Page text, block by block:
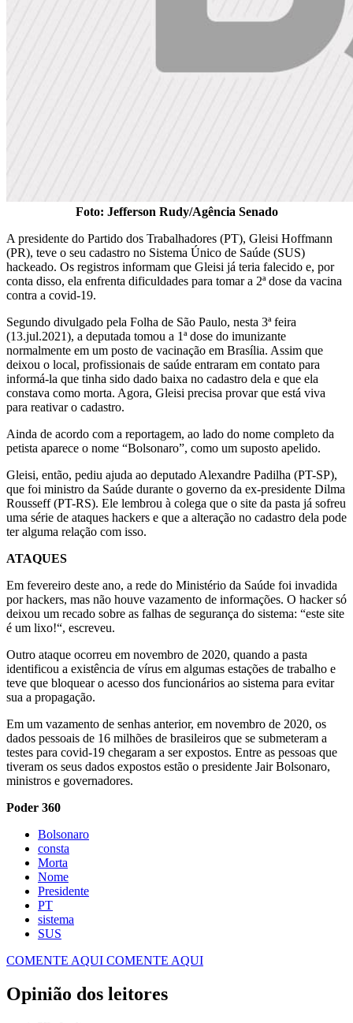
Foto: Jefferson Rudy/Agência Senado
A presidente do Partido dos Trabalhadores (PT), Gleisi Hoffmann
(PR), teve o seu cadastro no Sistema Único de Saúde (SUS)
hackeado. Os registros informam que Gleisi já teria falecido e, por
conta disso, ela enfrenta dificuldades para tomar a 2ª dose da vacina
contra a covid-19.
Segundo divulgado pela Folha de São Paulo, nesta 3ª feira
(13.jul.2021), a deputada tomou a 1ª dose do imunizante
normalmente em um posto de vacinação em Brasília. Assim que
deixou o local, profissionais de saúde entraram em contato para
informá-la que tinha sido dado baixa no cadastro dela e que ela
constava como morta. Agora, Gleisi precisa provar que está viva
para reativar o cadastro.
Ainda de acordo com a reportagem, ao lado do nome completo da
petista aparece o nome “Bolsonaro”, como um suposto apelido.
Gleisi, então, pediu ajuda ao deputado Alexandre Padilha (PT-SP),
que foi ministro da Saúde durante o governo da ex-presidente Dilma
Rousseff (PT-RS). Ele lembrou à colega que o site da pasta já sofreu
uma série de ataques hackers e que a alteração no cadastro dela pode
ter alguma relação com isso.
ATAQUES
Em fevereiro deste ano, a rede do Ministério da Saúde foi invadida
por hackers, mas não houve vazamento de informações. O hacker só
deixou um recado sobre as falhas de segurança do sistema: “este site
é um lixo!“, escreveu.
Outro ataque ocorreu em novembro de 2020, quando a pasta
identificou a existência de vírus em algumas estações de trabalho e
teve que bloquear o acesso dos funcionários ao sistema para evitar
sua a propagação.
Em um vazamento de senhas anterior, em novembro de 2020, os
dados pessoais de 16 milhões de brasileiros que se submeteram a
testes para covid-19 chegaram a ser expostos. Entre as pessoas que
tiveram os seus dados expostos estão o presidente Jair Bolsonaro,
ministros e governadores.
Poder 360
Bolsonaro
consta
Morta
Nome
Presidente
PT
sistema
SUS
COMENTE AQUI COMENTE AQUI
Opinião dos leitores